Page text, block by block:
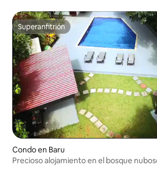
Superanfitrión
Superanfitrión
Condo en Baru
Precioso alojamiento en el bosque